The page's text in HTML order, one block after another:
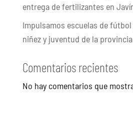
entrega de fertilizantes en
Impulsamos escuelas de
niñez y juventud de la provincia
Comentarios recientes
No hay comentarios que